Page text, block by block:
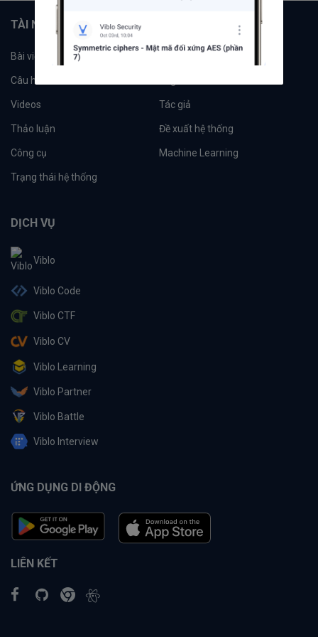
TÀI NGUYÊN
Bài viết
Câu hỏi
Videos Tác giả
Thảo luận Đề xuất hệ thống
Công cụ Machine Learning
Trạng thái hệ thống
DỊCH VỤ
Viblo
Viblo Code
Viblo CTF
Viblo CV
Viblo Learning
Viblo Partner
Viblo Battle
Viblo Interview
ỨNG DỤNG DI ĐỘNG
LIÊN KẾT